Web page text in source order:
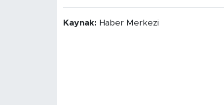
Kaynak: Haber Merkezi